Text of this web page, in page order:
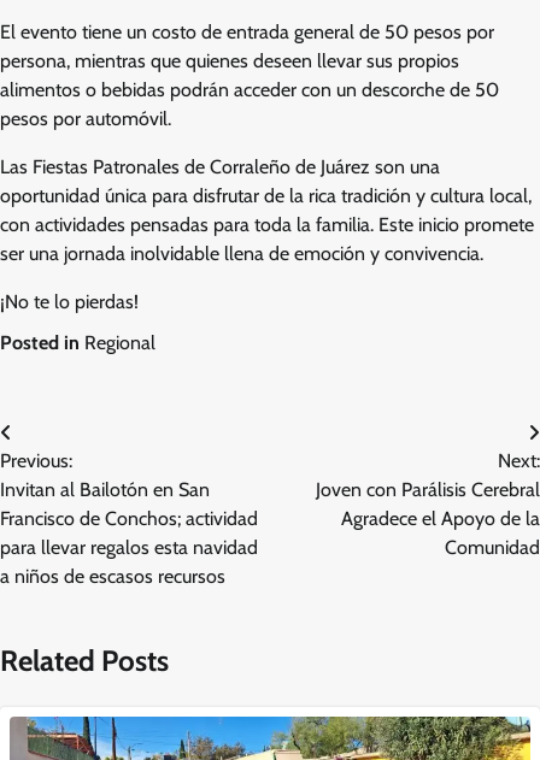
El evento tiene un costo de entrada general de 50 pesos por
persona, mientras que quienes deseen llevar sus propios
alimentos o bebidas podrán acceder con un descorche de 50
pesos por automóvil.
Las Fiestas Patronales de Corraleño de Juárez son una
oportunidad única para disfrutar de la rica tradición y cultura local,
con actividades pensadas para toda la familia. Este inicio promete
ser una jornada inolvidable llena de emoción y convivencia.
¡No te lo pierdas!
Posted in Regional
Navegación
de
entradas
Previous:
Invitan al Bailotón en San
Francisco de Conchos; actividad
para llevar regalos esta navidad
a niños de escasos recursos
Next:
Joven con Parálisis Cerebral
Agradece el Apoyo de la
Comunidad
Related Posts